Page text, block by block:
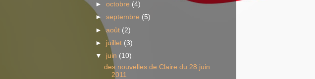
►octobre (4)
►septembre (5)
►août (2)
► juillet (3)
▼ juin (10)
des nouvelles de Claire du 28 juin
2011